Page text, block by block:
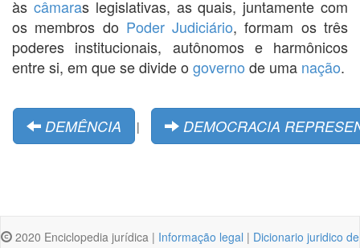
às câmaras legislativas, as quais, juntamente com
os membros do Poder Judiciário, formam os três
poderes institucionais, autônomos e harmônicos
entre si, em que se divide o governo de uma nação.
DEMÊNCIA | DEMOCRACIA
2020 Enciclopedia jurídica | Informação legal | Dicionario juridico de